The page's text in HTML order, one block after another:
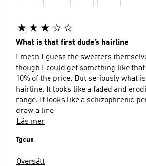
What is that first dude’s hairline
I mean I guess the sweaters
though I could get something like that
10% of the price. But seriously what
hairline. It looks like a faded and
range. It looks like a schizophrenic
draw a line
Läs mer
Tgcun
Översätt